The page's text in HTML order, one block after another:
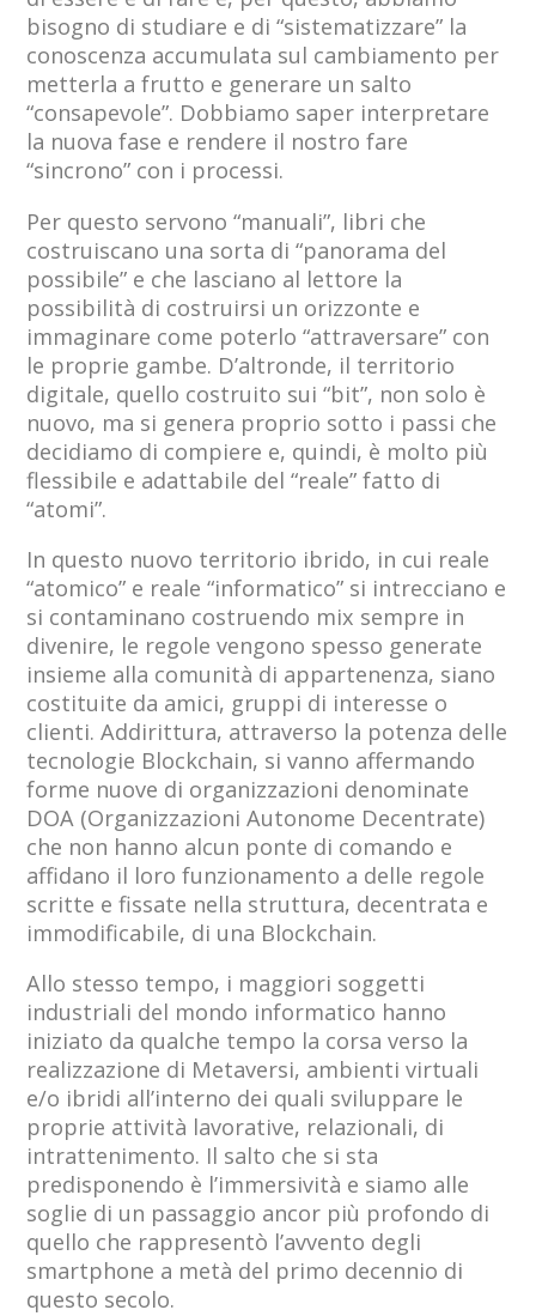
bisogno di studiare e di “sistematizzare” la
conoscenza accumulata sul cambiamento per
metterla a frutto e generare un salto
“consapevole”. Dobbiamo saper interpretare
la nuova fase e rendere il nostro fare
“sincrono” con i processi.
Per questo servono “manuali”, libri che
costruiscano una sorta di “panorama del
possibile” e che lasciano al lettore la
possibilità di costruirsi un orizzonte e
immaginare come poterlo “attraversare” con
le proprie gambe. D’altronde, il territorio
digitale, quello costruito sui “bit”, non solo è
nuovo, ma si genera proprio sotto i passi che
decidiamo di compiere e, quindi, è molto più
flessibile e adattabile del “reale” fatto di
“atomi”.
In questo nuovo territorio ibrido, in cui reale
“atomico” e reale “informatico” si intrecciano e
si contaminano costruendo mix sempre in
divenire, le regole vengono spesso generate
insieme alla comunità di appartenenza, siano
costituite da amici, gruppi di interesse o
clienti. Addirittura, attraverso la potenza delle
tecnologie Blockchain, si vanno affermando
forme nuove di organizzazioni denominate
DOA (Organizzazioni Autonome Decentrate)
che non hanno alcun ponte di comando e
affidano il loro funzionamento a delle regole
scritte e fissate nella struttura, decentrata e
immodificabile, di una Blockchain.
Allo stesso tempo, i maggiori soggetti
industriali del mondo informatico hanno
iniziato da qualche tempo la corsa verso la
realizzazione di Metaversi, ambienti virtuali
e/o ibridi all’interno dei quali sviluppare le
proprie attività lavorative, relazionali, di
intrattenimento. Il salto che si sta
predisponendo è l’immersività e siamo alle
soglie di un passaggio ancor più profondo di
quello che rappresentò l’avvento degli
smartphone a metà del primo decennio di
questo secolo.